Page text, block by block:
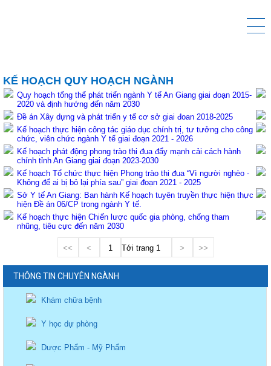
KẾ HOẠCH QUY HOẠCH NGÀNH
Quy hoạch tổng thể phát triển ngành Y tế An Giang giai đoạn 2015-
2020 và định hướng đến năm 2030
Đề án Xây dựng và phát triển y tế cơ sở giai đoan 2018-2025
Kế hoạch thực hiện công tác giáo dục chính trị, tư tưởng cho công
chức, viên chức ngành Y tế giai đoạn 2021 - 2026
Kế hoạch phát động phong trào thi đua đẩy mạnh cải cách hành
chính tỉnh An Giang giai đoạn 2023-2030
Kế hoạch Tổ chức thực hiện Phong trào thi đua “Vì người nghèo -
Không để ai bị bỏ lại phía sau” giai đoạn 2021 - 2025
Sở Y tế An Giang: Ban hành Kế hoạch tuyên truyền thực hiện thực
hiện Đề án 06/CP trong ngành Y tế.
Kế hoạch thực hiện Chiến lược quốc gia phòng, chống tham
nhũng, tiêu cực đến năm 2030
<< < 1 Tới trang > >>
THÔNG TIN CHUYÊN NGÀNH
Khám chữa bệnh
Y học dự phòng
Dược Phẩm - Mỹ Phẩm